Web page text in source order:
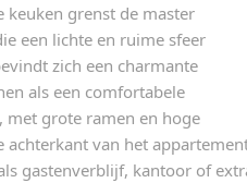
keuken grenst de master
een lichte en ruime sfeer
zich een charmante
als een comfortabele
grote ramen en hoge
van het
gastenverblijf, kantoor of